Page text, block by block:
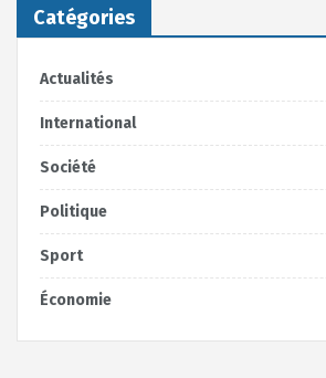
Catégories
Actualités
International
Société
Politique
Sport
Économie